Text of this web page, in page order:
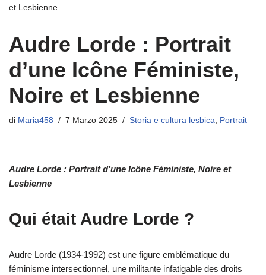
et Lesbienne
Audre Lorde : Portrait
d’une Icône Féministe,
Noire et Lesbienne
di Maria458 7 Marzo 2025 Storia e cultura lesbica, Portrait
Audre Lorde : Portrait d’une Icône Féministe, Noire et
Lesbienne
Qui était Audre Lorde ?
Audre Lorde (1934-1992) est une figure emblématique du
féminisme intersectionnel, une militante infatigable des droits